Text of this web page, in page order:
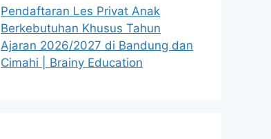
Pendaftaran Les Privat Anak
Berkebutuhan Khusus Tahun
Ajaran 2026/2027 di Bandung dan
Cimahi | Brainy Education